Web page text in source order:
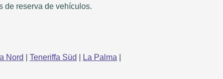
de reserva de vehículos.
Nord Teneriffa Süd La Palma